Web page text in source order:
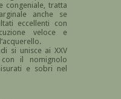
congeniale, tratta
anche se
eccellenti con
veloce e
si unisce ai XXV
il nomignolo
e sobri nel